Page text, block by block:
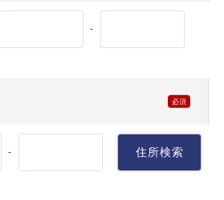
-
- 住所検索